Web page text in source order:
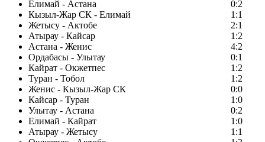
Елимай - Астана
0:2
Кызыл-Жар СК - Елимай
1:1
Жетысу - Актобе
2:1
Атырау - Кайсар
1:2
Астана - Женис
4:2
Ордабасы - Улытау
0:1
Кайрат - Окжетпес
1:2
Туран - Тобол
1:2
Женис - Кызыл-Жар СК
0:0
Кайсар - Туран
1:0
Улытау - Астана
0:2
Елимай - Кайрат
1:0
Атырау - Жетысу
1:1